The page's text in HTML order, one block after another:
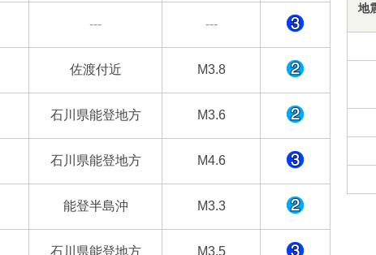
--- ---
佐渡付近 M3.8
石川県能登地方 M3.6
石川県能登地方 M4.6
能登半島沖 M3.3
石川県能登地方 M3.5
地